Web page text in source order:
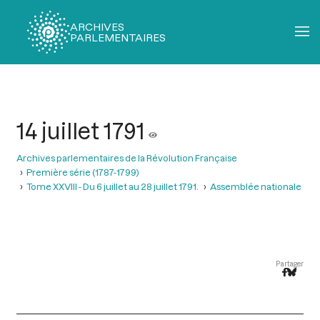
ARCHIVES
PARLEMENTAIRES
14 juillet 1791
Archives parlementaires de la Révolution Française
Première série (1787-1799)
Tome XXVIII - Du 6 juillet au 28 juillet 1791.
Assemblée nationale
Partager